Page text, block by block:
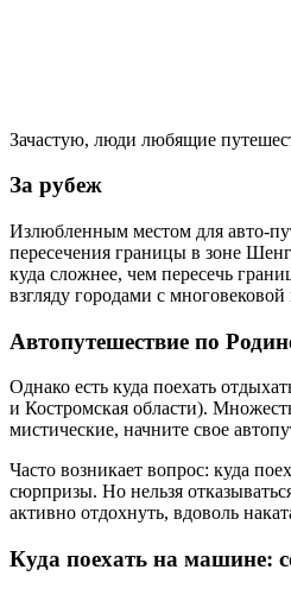
Зачастую, люди любящие
За рубеж
Излюбленным местом для авто-
пересечения границы в зоне
куда сложнее, чем пересечь
взгляду городами с
Автопутешествие по
Однако есть куда поехать
и Костромская области).
мистические, начните свое
Часто возникает вопрос: куда
сюрпризы. Но нельзя
активно отдохнуть, вдоволь
Куда поехать на машине: